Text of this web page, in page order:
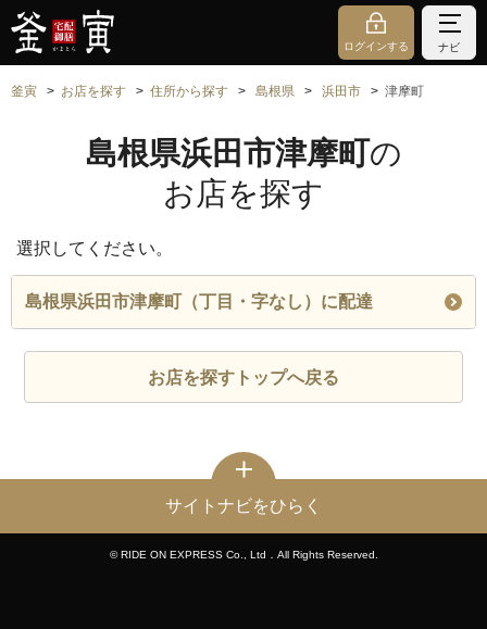
ログインする ナビ
釜寅 お店を探す 住所から探す 島根県 浜田市 津摩町
島根県浜田市津摩町の
お店を探す
選択してください。
島根県浜田市津摩町（丁目・字なし）に配達
お店を探すトップへ戻る
サイトナビをひらく
© RIDE ON EXPRESS Co., Ltd．All Rights Reserved.